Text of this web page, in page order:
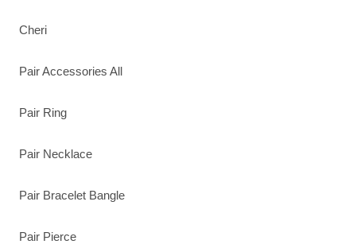
Cheri
Pair Accessories All
Pair Ring
Pair Necklace
Pair Bracelet Bangle
Pair Pierce